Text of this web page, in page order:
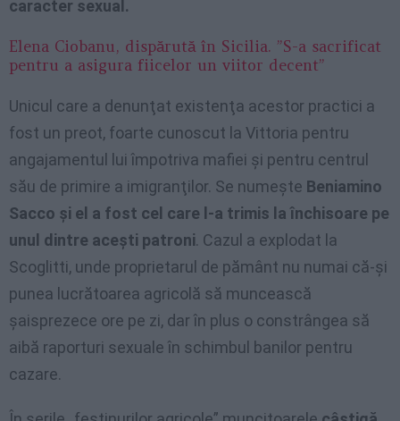
caracter sexual.
Elena Ciobanu, dispărută în Sicilia. ”S-a sacrificat
pentru a asigura fiicelor un viitor decent”
Unicul care a denunţat existenţa acestor practici a
fost un preot, foarte cunoscut la Vittoria pentru
angajamentul lui împotriva mafiei şi pentru centrul
său de primire a imigranţilor. Se numeşte Beniamino
Sacco şi el a fost cel care l-a trimis la închisoare pe
unul dintre aceşti patroni. Cazul a explodat la
Scoglitti, unde proprietarul de pământ nu numai că-şi
punea lucrătoarea agricolă să muncească
şaisprezece ore pe zi, dar în plus o constrângea să
aibă raporturi sexuale în schimbul banilor pentru
cazare.